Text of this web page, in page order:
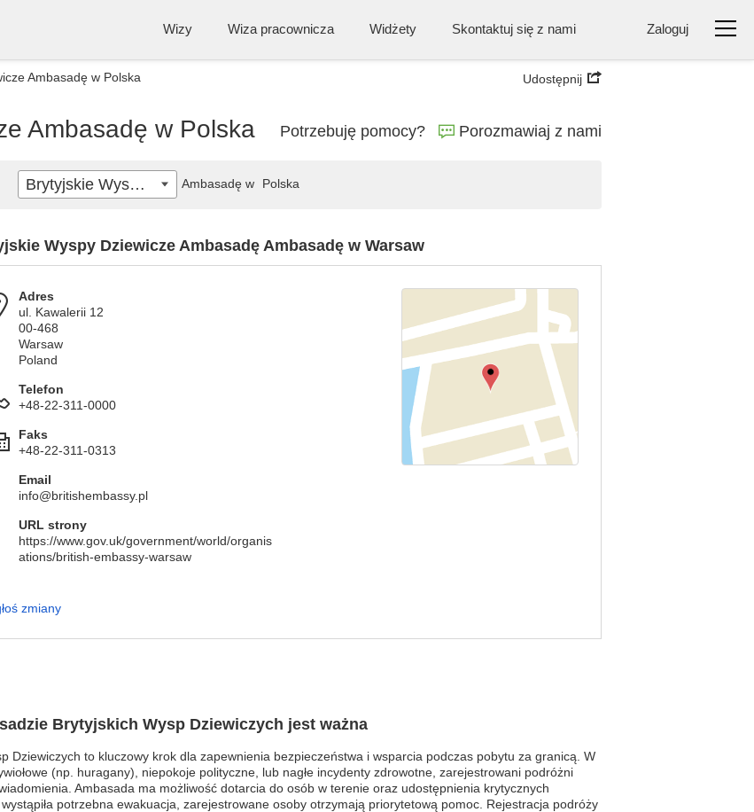
Wizy Wiza pracownicza Widżety Skontaktuj się z nami Zaloguj
Ambasadę w Polska Udostępnij
Ambasadę w Polska Potrzebuję pomocy? Porozmawiaj z nami
Brytyjskich Wysp Dziewiczych jest ważna
Dziewiczych to kluczowy krok dla zapewnienia bezpieczeństwa i wsparcia podczas pobytu za granicą. W
(np. huragany), niepokoje polityczne, lub nagłe incydenty zdrowotne, zarejestrowani podróżni
Ambasada ma możliwość dotarcia do osób w terenie oraz udostępnienia krytycznych
potrzebna ewakuacja, zarejestrowane osoby otrzymają priorytetową pomoc. Rejestracja podróży
Wyspy Dziewicze Ambasadę Ambasadę w Warsaw
Adres
ul. Kawalerii 12
00-468
Warsaw
Poland
Telefon
+48-22-311-0000
Faks
+48-22-311-0313
Email
info@britishembassy.pl
URL strony
https://www.gov.uk/government/world/organis
ations/british-embassy-warsaw
zmiany
Brytyjskie Wyspy Dziewicze Ambasadę w Polska